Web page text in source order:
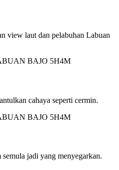
view laut dan pelabuhan Labuan
cahaya seperti cermin.
jadi yang menyegarkan.